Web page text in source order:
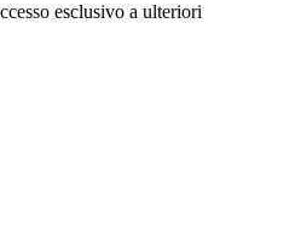
esclusivo a ulteriori